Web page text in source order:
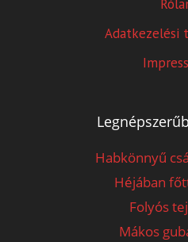
Adatkezelési
Habkönnyű
Héjában
Folyós
Mákos